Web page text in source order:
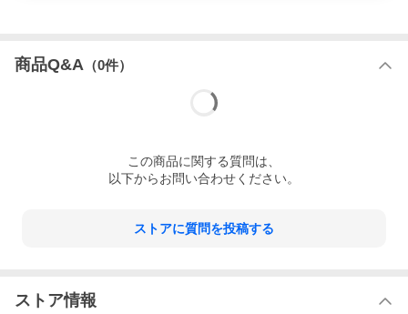
商品Q&A （0件）
この商品に関する質問は、
以下からお問い合わせください。
ストアに質問を投稿する
ストア情報